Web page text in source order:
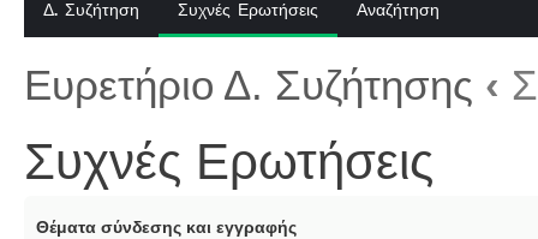
Δ. Συζήτηση Συχνές Ερωτήσεις Αναζήτηση
Ευρετήριο Δ. Συζήτησης ‹
Συχνές Ερωτήσεις
Θέματα σύνδεσης και εγγραφής